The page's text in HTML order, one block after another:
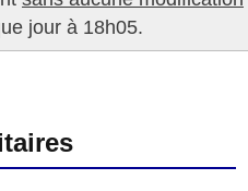
jour à 18h05.